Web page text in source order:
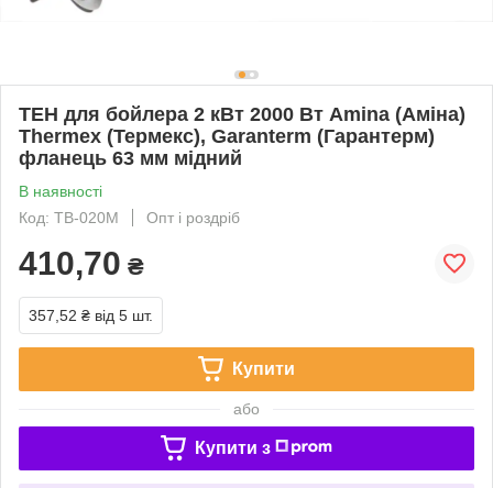
ТЕН для бойлера 2 кВт 2000 Вт Amina (Аміна)
Thermex (Термекс), Garanterm (Гарантерм)
фланець 63 мм мідний
В наявності
Код: TB-020M
Опт і роздріб
410,70 ₴
357,52 ₴ від 5 шт.
Купити
або
Купити з